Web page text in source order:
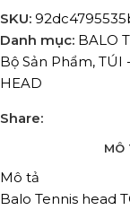
SKU:
Danh mục: BALO
Bộ Sản Phẩm, TÚI
HEAD
Share:
MÔ
Mô tả
Balo Tennis head